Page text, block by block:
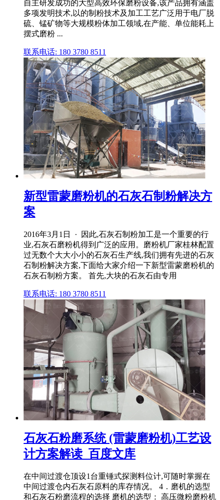
自主研发成功的大型高效环保磨粉设备,该产品拥有涵盖
多项发明技术,以的制粉技术及加工工艺广泛用于电厂脱
硫、锰矿物等大规模粉体加工领域,在产能、单位能耗上
摆式磨粉 ...
联系电话: 180 3780 8511
新型雷蒙磨粉机的石灰石制粉解决方
案
2016年3月1日 · 因此,石灰石制粉加工是一个重要的行
业,石灰石磨粉机得到广泛的应用。磨粉机厂家桂林配置
过无数个大大小小的石灰石生产线,我们拥有先进的石灰
石制粉解决方案,下面给大家介绍一下新型雷蒙磨粉机的
石灰石制粉方案。 首先,大块的石灰石由专用
联系电话: 180 3780 8511
石灰石粉磨系统 (雷蒙磨粉机)工艺设
计方案解读_百度文库
在中间过渡仓顶设1台重锤式探测料位计,可随时掌握在
中间过渡仓内石灰石原料的库存情况。 4．磨机的选型
和石灰石粉磨流程的选择 磨机的选型： 高压微粉磨粉机